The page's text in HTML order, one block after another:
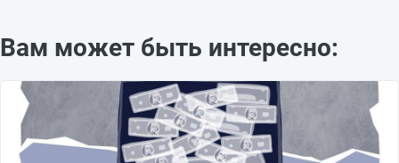
Вам может быть интересно: